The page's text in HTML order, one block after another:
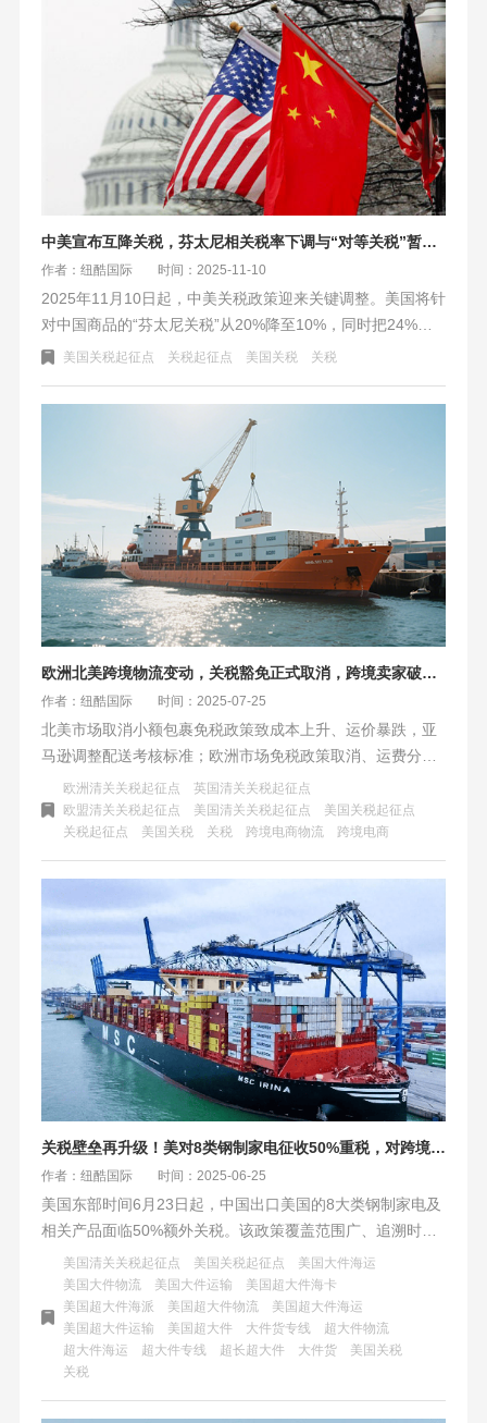
中美宣布互降关税，芬太尼相关税率下调与“对等关税”暂停期延长至2026年
作者：纽酷国际 时间：2025-11-10
2025年11月10日起，中美关税政策迎来关键调整。美国将针
对中国商品的“芬太尼关税”从20%降至10%，同时把24%
的“对等关税”暂停期延长一年。中国也同步停止及暂停了部
免，并暂停征收中国船舶港口费。此举为跨境物流提供了至
2026年11月的稳定窗口期，但后续政策仍取决于双方的执行
美国关税起征点 关税起征点 美国关税 关税
欧洲北美跨境物流变动，关税豁免正式取消，跨境卖家破局方案
作者：纽酷国际 时间：2025-07-25
北美市场取消小额包裹免税政策致成本上升、运价暴跌，亚
马逊调整配送考核标准；欧洲市场免税政策取消、运费分
化，意大利保证金政策松动。面对挑战，北美可高利润品直
邮、共建仓，欧洲可借退货试点降成本、合作泛欧枢纽。
欧洲清关关税起征点
英国清关关税起征点
欧盟清关关税起征点
美国清关关税起征点
美国关税起征点
关税起征点
美国关税 关税 跨境电商物流 跨境电商
关税壁垒再升级！美对8类钢制家电征收50%重税，对跨境电商的影响
作者：纽酷国际 时间：2025-06-25
美国东部时间6月23日起，中国出口美国的8大类钢制家电及
相关产品面临50%额外关税。该政策覆盖范围广、追溯时点
严，但有豁免条款。中国卖家直面成本风暴，需优化供应链
与物流策略。纽酷国际物流提供专业超大件海运方案，助力
卖家大件出海。
美国清关关税起征点 美国关税起征点
美国大件海运
美国大件物流
美国大件运输
美国超大件海卡
美国超大件海派
美国超大件物流
美国超大件海运
美国超大件运输
美国超大件 大件货专线
超大件物流
超大件海运
超大件专线 超长超大件 大件货
美国关税
关税